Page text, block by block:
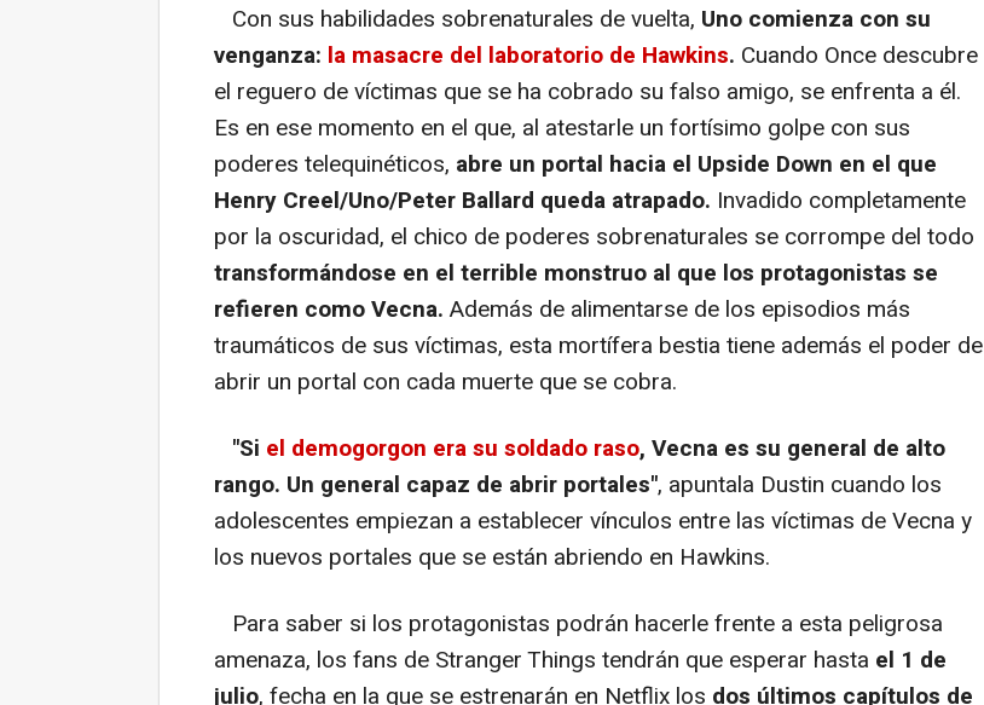
Con sus habilidades sobrenaturales de vuelta, Uno comienza con su
venganza: la masacre del laboratorio de Hawkins. Cuando Once descubre
el reguero de víctimas que se ha cobrado su falso amigo, se enfrenta a él.
Es en ese momento en el que, al atestarle un fortísimo golpe con sus
poderes telequinéticos, abre un portal hacia el Upside Down en el que
Henry Creel/Uno/Peter Ballard queda atrapado. Invadido completamente
por la oscuridad, el chico de poderes sobrenaturales se corrompe del todo
transformándose en el terrible monstruo al que los protagonistas se
refieren como Vecna. Además de alimentarse de los episodios más
traumáticos de sus víctimas, esta mortífera bestia tiene además el poder de
abrir un portal con cada muerte que se cobra.
"Si el demogorgon era su soldado raso, Vecna es su general de alto
rango. Un general capaz de abrir portales", apuntala Dustin cuando los
adolescentes empiezan a establecer vínculos entre las víctimas de Vecna y
los nuevos portales que se están abriendo en Hawkins.
Para saber si los protagonistas podrán hacerle frente a esta peligrosa
amenaza, los fans de Stranger Things tendrán que esperar hasta el 1 de
julio, fecha en la que se estrenarán en Netflix los dos últimos capítulos de